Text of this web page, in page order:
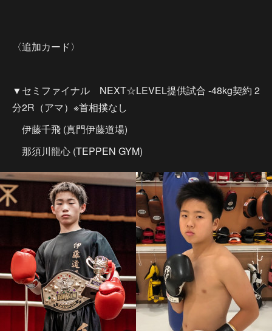
〈追加カード〉
▼セミファイナル NEXT☆LEVEL提供試合 -48kg契約 2
分2R（アマ）※首相撲なし
伊藤千飛 (真門伊藤道場)
那須川龍心 (TEPPEN GYM)